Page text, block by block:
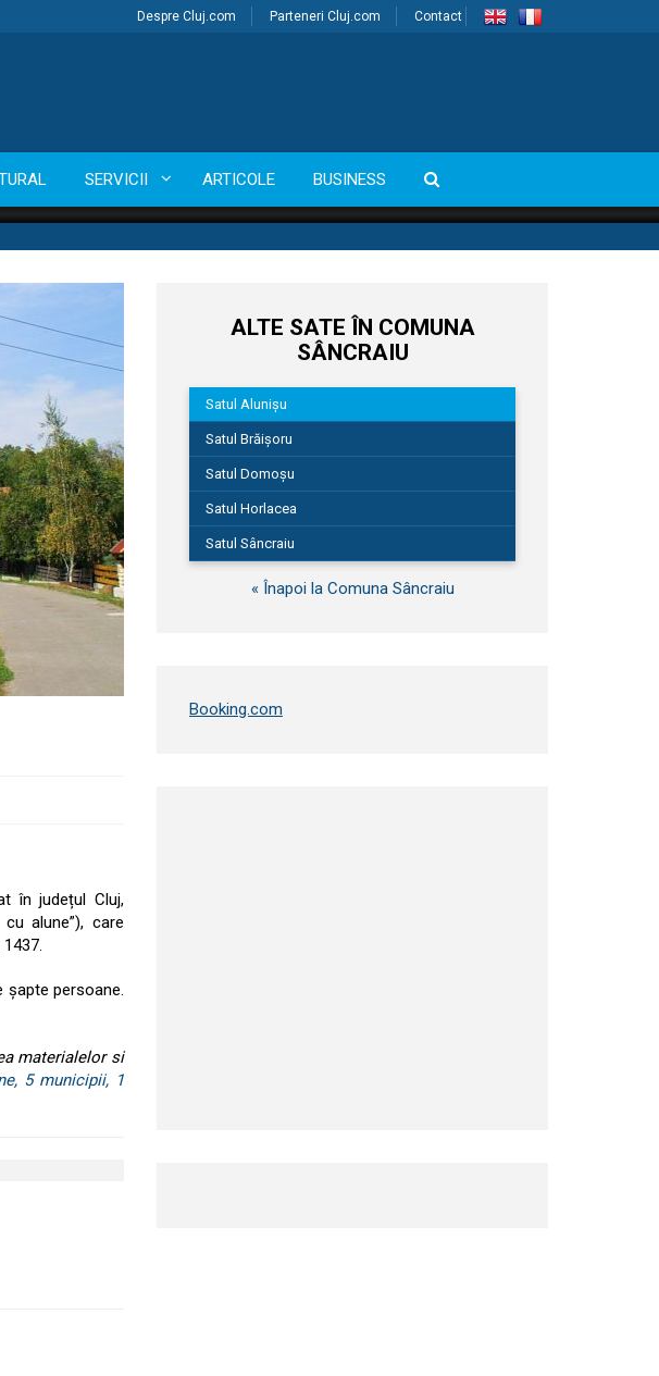
Despre Cluj.com Parteneri Cluj.com Contact
SERVICII ARTICOLE BUSINESS
în județul Cluj,
alune”), care
șapte persoane.
materialelor si
5 municipii, 1
ALTE SATE ÎN COMUNA
SÂNCRAIU
Satul Alunișu
Satul Brăișoru
Satul Domoșu
Satul Horlacea
Satul Sâncraiu
« Înapoi la Comuna Sâncraiu
Booking.com